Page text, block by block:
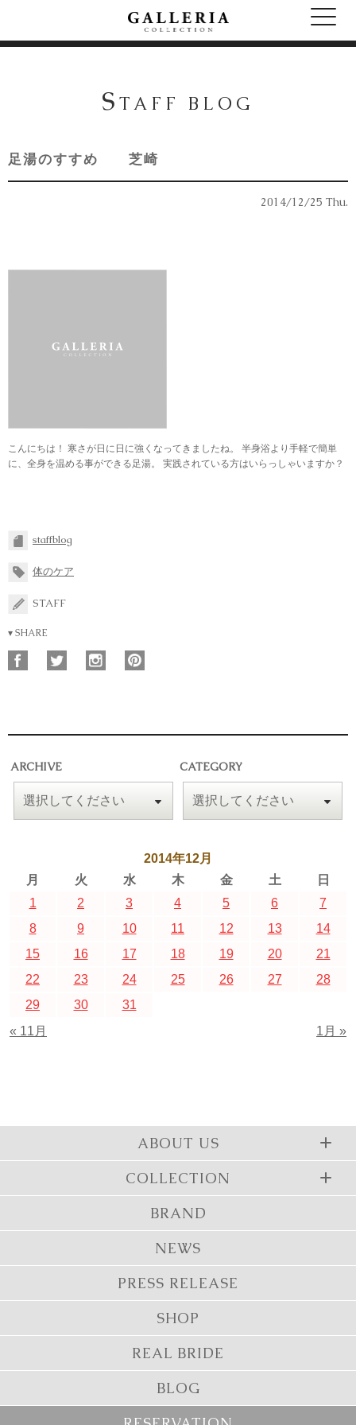
S TAFF BLOG
足湯のすすめ 芝崎
2014/12/25 Thu.
こんにちは！ 寒さが日に日に強くなってきましたね。 半身浴より手軽で簡単
に、全身を温める事ができる足湯。 実践されている方はいらっしゃいますか？
staffblog
体のケア
STAFF
▾ SHARE
ARCHIVE CATEGORY
2014年12月
月
火 水 木 金 土 日
« 11月 1月 »
1 2 3 4 5 6
7
8
9 10 11 12 13
14
15
16 17 18 19 20
21
22
23 24 25 26 27
28
29
30 31
ABOUT US
COLLECTION
BRAND
NEWS
PRESS RELEASE
SHOP
REAL BRIDE
BLOG